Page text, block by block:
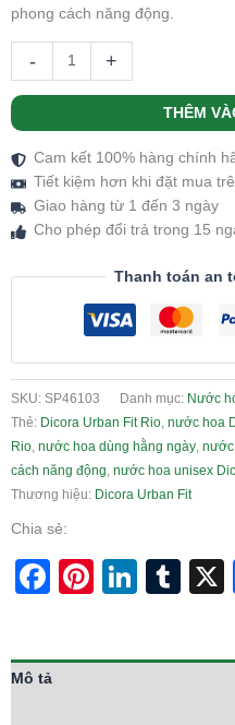
phong cách năng động.
- +
THÊM
Cam kết 100% hàng chính
Tiết kiệm hơn khi đặt mua
Giao hàng từ 1 đến 3 ngày
Cho phép đổi trả trong 15
Thanh toán an
SKU: SP46103 Danh mục: Nước
Thẻ: Dicora Urban Fit Rio, nước hoa
Rio, nước hoa dùng hằng ngày, nước
cách năng động, nước hoa unisex
Thương hiệu: Dicora Urban Fit
Chia sẻ:
Facebook
Pinterest
Mô tả